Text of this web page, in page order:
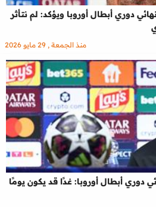
دوري أبطال أوروبا ويؤكد: لم نتأثر
منذ الجمعة , 29 مايو 2026
دوري أبطال أوروبا: غدًا قد يكون يومًا